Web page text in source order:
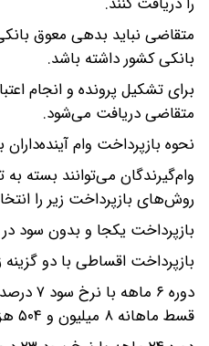
متقاضی نباید بدهی معوق
بانکی کشور داشته باشد.
متقاضی دریافت می‌شود.
نحوه بازپرداخت وام آینده‌داران
وام‌گیرندگان می‌توانند بسته
روش‌های بازپرداخت زیر را
بازپرداخت یکجا و بدون سود در
بازپرداخت اقساطی با دو گزینه
دوره ۶
قسط ماهانه ۸ میلیون و ۵۰۴ هزار تومان خواهد بود.